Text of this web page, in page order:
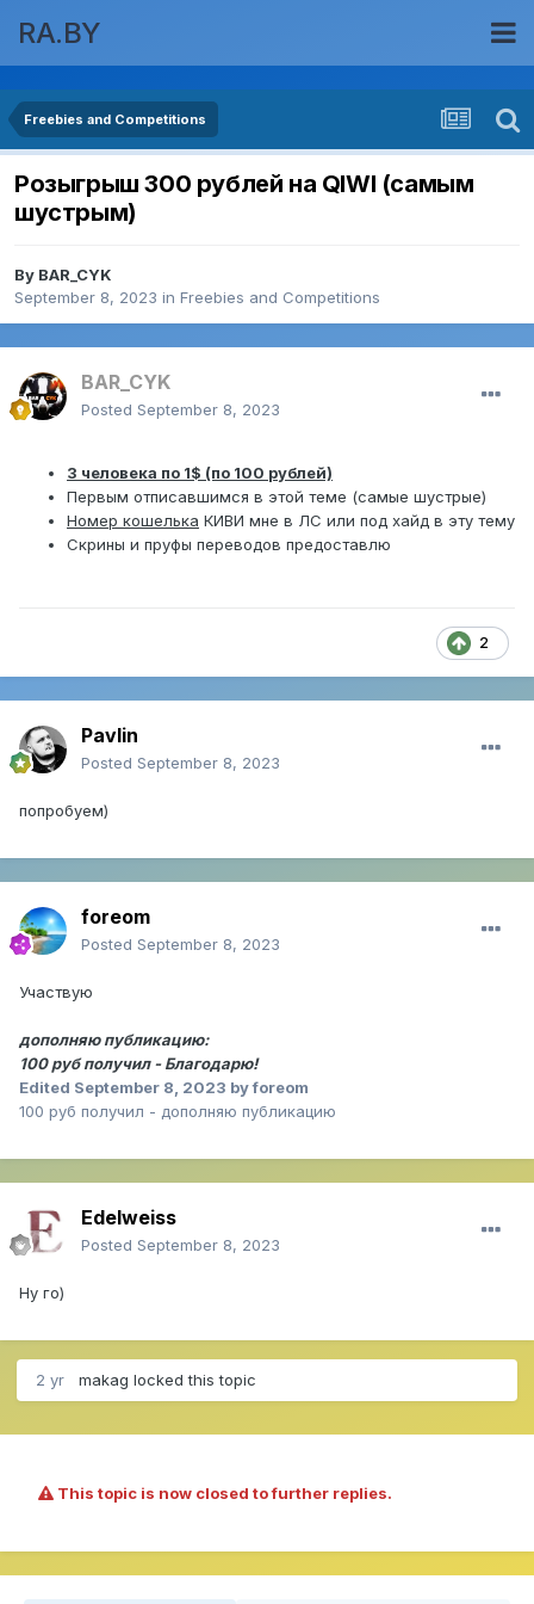
RA.BY
Freebies and Competitions
Розыгрыш 300 рублей на QIWI (самым
шустрым)
By BAR_CYK
September 8, 2023 in Freebies and Competitions
BAR_CYK
Posted September 8, 2023
3 человека по 1$ (по 100 рублей)
Первым отписавшимся в этой теме (самые шустрые)
Номер кошелька КИВИ мне в ЛС или под хайд в эту тему
Скрины и пруфы переводов предоставлю
2
Pavlin
Posted September 8, 2023
попробуем)
foreom
Posted September 8, 2023
Участвую
дополняю публикацию:
100 руб получил - Благодарю!
Edited September 8, 2023 by foreom
100 руб получил - дополняю публикацию
Edelweiss
Posted September 8, 2023
Ну го)
2 yr makag locked this topic
This topic is now closed to further replies.